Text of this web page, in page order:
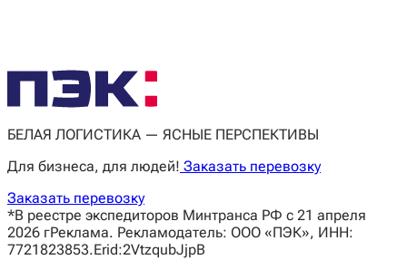
БЕЛАЯ ЛОГИСТИКА — ЯСНЫЕ ПЕРСПЕКТИВЫ
Для бизнеса, для людей! Заказать перевозку
Заказать перевозку
*В реестре экспедиторов Минтранса РФ с 21 апреля
2026 гРеклама. Рекламодатель: ООО «ПЭК», ИНН:
7721823853.Erid:2VtzqubJjpB